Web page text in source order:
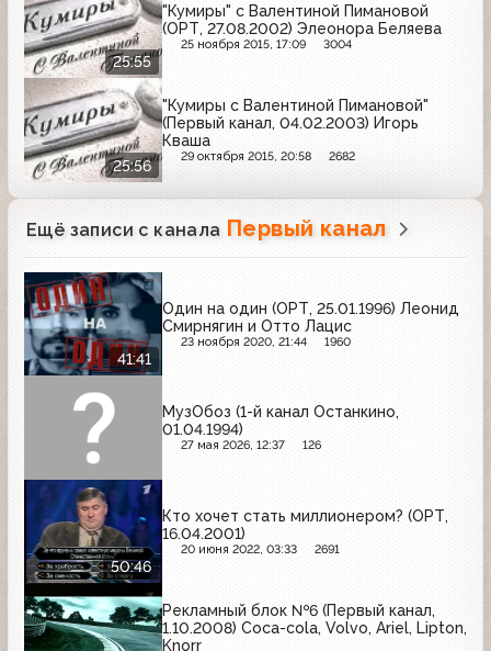
25:55
"Кумиры" с Валентиной Пимановой
(ОРТ, 27.08.2002) Элеонора Беляева
25 ноября 2015, 17:09 3004
25:56
"Кумиры с Валентиной Пимановой"
(Первый канал, 04.02.2003) Игорь
Кваша
29 октября 2015, 20:58 2682
Ещё записи с канала Первый канал
41:41
Один на один (ОРТ, 25.01.1996) Леонид
Смирнягин и Отто Лацис
23 ноября 2020, 21:44 1960
МузОбоз (1-й канал Останкино,
01.04.1994)
27 мая 2026, 12:37 126
50:46
Кто хочет стать миллионером? (ОРТ,
16.04.2001)
20 июня 2022, 03:33 2691
Рекламный блок №6 (Первый канал,
1.10.2008) Coca-cola, Volvo, Ariel, Lipton,
Knorr